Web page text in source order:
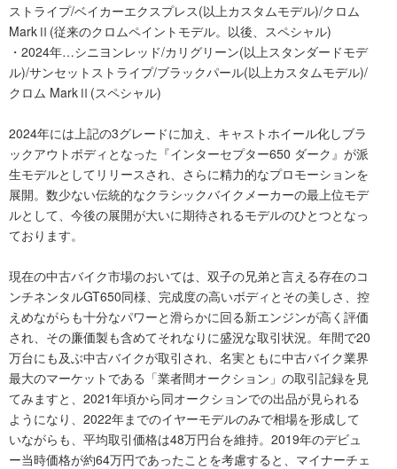
ストライプ/ベイカーエクスプレス(以上カスタムモデル)/クロム
MarkⅡ(従来のクロムペイントモデル。以後、スペシャル)
・2024年…シニヨンレッド/カリグリーン(以上スタンダードモデ
ル)/サンセットストライプ/ブラックパール(以上カスタムモデル)/
クロム MarkⅡ(スペシャル)
2024年には上記の3グレードに加え、キャストホイール化しブラ
ックアウトボディとなった『インターセプター650 ダーク』が派
生モデルとしてリリースされ、さらに精力的なプロモーションを
展開。数少ない伝統的なクラシックバイクメーカーの最上位モデ
ルとして、今後の展開が大いに期待されるモデルのひとつとなっ
ております。
現在の中古バイク市場のおいては、双子の兄弟と言える存在のコ
ンチネンタルGT650同様、完成度の高いボディとその美しさ、控
えめながらも十分なパワーと滑らかに回る新エンジンが高く評価
され、その廉価製も含めてそれなりに盛況な取引状況。年間で20
万台にも及ぶ中古バイクが取引され、名実ともに中古バイク業界
最大のマーケットである「業者間オークション」の取引記録を見
てみますと、2021年頃から同オークションでの出品が見られる
ようになり、2022年までのイヤーモデルのみで相場を形成して
いながらも、平均取引価格は48万円台を維持。2019年のデビュ
ー当時価格が約64万円であったことを考慮すると、マイナーチェ